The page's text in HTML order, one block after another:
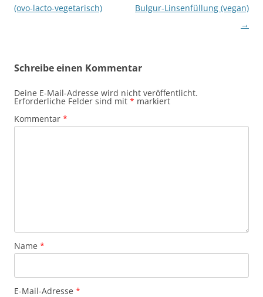
(ovo-lacto-vegetarisch)
Bulgur-Linsenfüllung (vegan)
→
Schreibe einen Kommentar
Deine E-Mail-Adresse wird nicht veröffentlicht.
Erforderliche Felder sind mit * markiert
Kommentar *
Name *
E-Mail-Adresse *